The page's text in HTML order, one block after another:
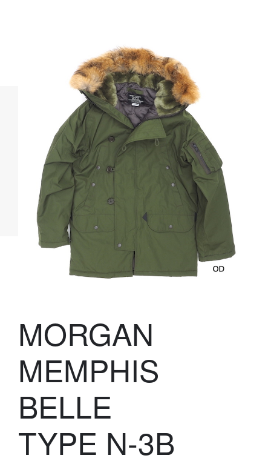
MORGAN
MEMPHIS
BELLE
TYPE N-3B